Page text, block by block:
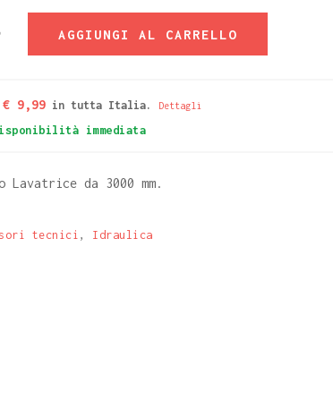
AGGIUNGI AL CARRELLO
€ 9,99 in tutta Italia. Dettagli
immediata
Lavatrice da 3000 mm.
tecnici , Idraulica